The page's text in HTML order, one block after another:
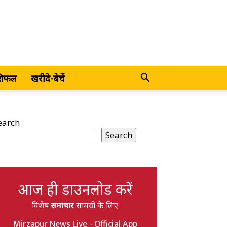
खरीदे-बेचें
Search
आज ही डाउनलोड करें
विशेषसमाचारसामग्री के लिए